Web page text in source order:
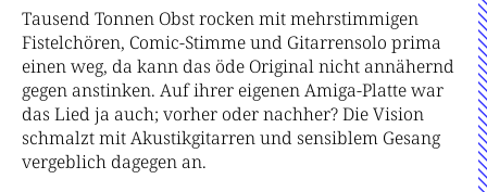
Tausend Tonnen Obst rocken mit mehrstimmigen
Fistelchören, Comic-Stimme und Gitarrensolo prima
einen weg, da kann das öde Original nicht annähernd
gegen anstinken. Auf ihrer eigenen Amiga-Platte war
das Lied ja auch; vorher oder nachher? Die Vision
schmalzt mit Akustikgitarren und sensiblem Gesang
vergeblich dagegen an.